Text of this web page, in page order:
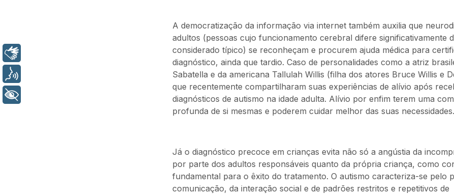
A democratização da informação via internet também auxilia que
adultos (pessoas cujo funcionamento cerebral difere significativamente
considerado típico) se reconheçam e procurem ajuda médica para
diagnóstico, ainda que tardio. Caso de personalidades como a atriz
Sabatella e da americana Tallulah Willis (filha dos atores Bruce Willis e
que recentemente compartilharam suas experiências de alívio após
diagnósticos de autismo na idade adulta. Alívio por enfim terem uma
profunda de si mesmas e poderem cuidar melhor das suas necessidades.
Já o diagnóstico precoce em crianças evita não só a angústia da
por parte dos adultos responsáveis quanto da própria criança, como
fundamental para o êxito do tratamento. O autismo caracteriza-se pelo
comunicação, da interação social e de padrões restritos e repetitivos de